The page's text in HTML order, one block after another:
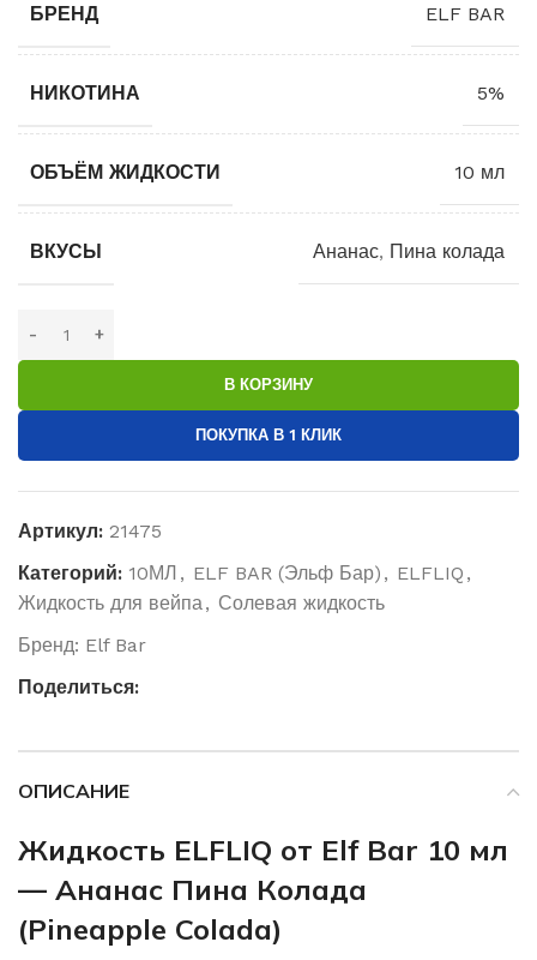
БРЕНД ELF BAR
НИКОТИНА 5%
ОБЪЁМ ЖИДКОСТИ 10 мл
ВКУСЫ Ананас, Пина колада
В КОРЗИНУ
ПОКУПКА В 1 КЛИК
Артикул: 21475
Категорий: 10МЛ , ELF BAR (Эльф Бар) , ELFLIQ ,
Жидкость для вейпа , Солевая жидкость
Бренд: Elf Bar
Поделиться:
ОПИСАНИЕ
Жидкость ELFLIQ от Elf Bar 10 мл
— Ананас Пина Колада
(Pineapple Colada)